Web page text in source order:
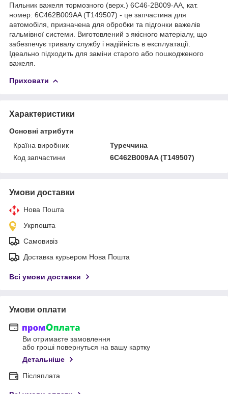
Пильник важеля тормозного (верх.) 6C46-2B009-AA, кат.
номер: 6C462B009AA (T149507) - це запчастина для
автомобіля, призначена для обробки та підгонки важелів
гальмівної системи. Виготовлений з якісного матеріалу, що
забезпечує тривалу службу і надійність в експлуатації.
Ідеально підходить для заміни старого або пошкодженого
важеля.
Приховати
Характеристики
Основні атрибути
Країна виробник
Туреччина
Код запчастини
6C462B009AA (T149507)
Умови доставки
Нова Пошта
Укрпошта
Самовивіз
Доставка курьером Нова Пошта
Всі умови доставки
Умови оплати
Ви отримаєте замовлення
або гроші повернуться на вашу картку
Детальніше
Післяплата